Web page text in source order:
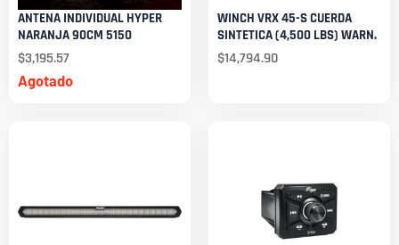
Agotado
ANTENA INDIVIDUAL HYPER
NARANJA 90CM 5150
$3,195.57
WINCH VRX 45-S CUERDA
SINTETICA (4,500 LBS) WARN.
$14,794.90